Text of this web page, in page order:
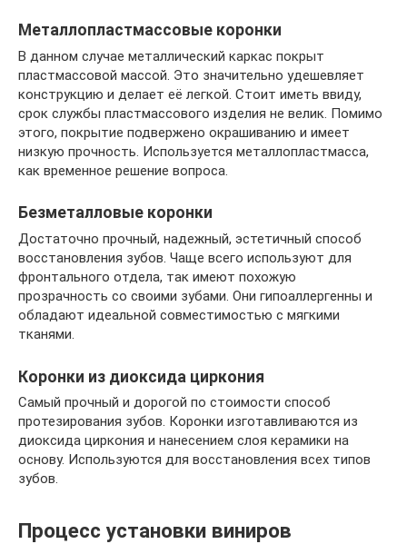
Металлопластмассовые коронки
В данном случае металлический каркас покрыт
пластмассовой массой. Это значительно удешевляет
конструкцию и делает её легкой. Стоит иметь ввиду,
срок службы пластмассового изделия не велик. Помимо
этого, покрытие подвержено окрашиванию и имеет
низкую прочность. Используется металлопластмасса,
как временное решение вопроса.
Безметалловые коронки
Достаточно прочный, надежный, эстетичный способ
восстановления зубов. Чаще всего используют для
фронтального отдела, так имеют похожую
прозрачность со своими зубами. Они гипоаллергенны и
обладают идеальной совместимостью с мягкими
тканями.
Коронки из диоксида циркония
Самый прочный и дорогой по стоимости способ
протезирования зубов. Коронки изготавливаются из
диоксида циркония и нанесением слоя керамики на
основу. Используются для восстановления всех типов
зубов.
Процесс установки виниров